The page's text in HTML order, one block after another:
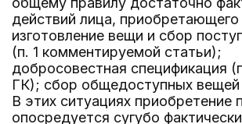
действий лица, приобретающего
изготовление вещи и сбор
(п. 1 комментируемой статьи);
добросовестная спецификация
ГК); сбор общедоступных вещей
В этих ситуациях приобретение
опосредуется сугубо